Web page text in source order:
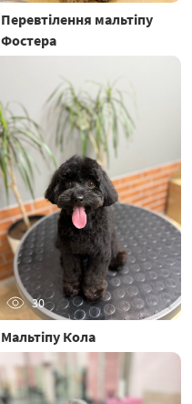
Перевтілення мальтіпу
Фостера
30
Мальтіпу Кола